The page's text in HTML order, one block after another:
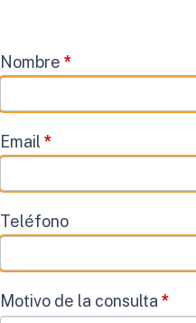
Contacto
Nombre *
Email *
Teléfono
Motivo de la consulta *